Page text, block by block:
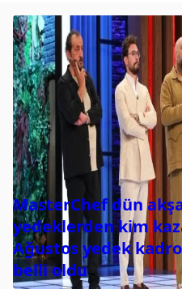
MasterChef dün
yedeklerden kim
Ağustos yedek
belli oldu